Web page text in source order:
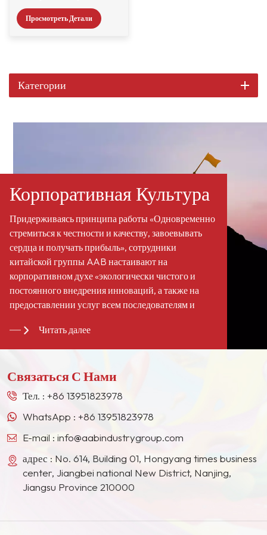
консервантов.
спектра действия,
который используется
основе от бактерий,
дрожжей и плесени.
10% 1,2-
Просмотреть Детали
Категории
Корпоративная Культура
Придерживаясь принципа работы «Одновременно
стремиться к честности и качеству, завоевывать
сердца и получать прибыль», сотрудники
китайской группы AAB настаивают на
корпоративном духе «экологически чистого и
постоянного внедрения инноваций, а также на
предоставлении услуг всем последователям и
долгосрочными стабильными поставщиками для
многих гигантов лакокрасочной промышленности
Востоке, в Юго-Восточной Азии, Японии, Южной
Корее и других странах и регионах.
Читать далее
Связаться С Нами
Тел. : +86 13951823978
WhatsApp : +86 13951823978
E-mail : info@aabindustrygroup.com
адрес : No. 614, Building 01, Hongyang times business
center, Jiangbei national New District, Nanjing,
Jiangsu Province 210000